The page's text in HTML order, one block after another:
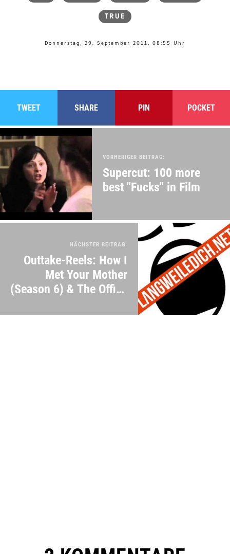
TRUE
Donnerstag, 29. September 2011, 08:55 Uhr
TWEET SHARE PIN POCKET
VORHERIGER BEITRAG:
Supercut: 100 more
best "Fucks" in Film
NÄCHSTER BEITRAG:
Outtake-Reels: How I
Met Your Mother
(Season 6) & The Office